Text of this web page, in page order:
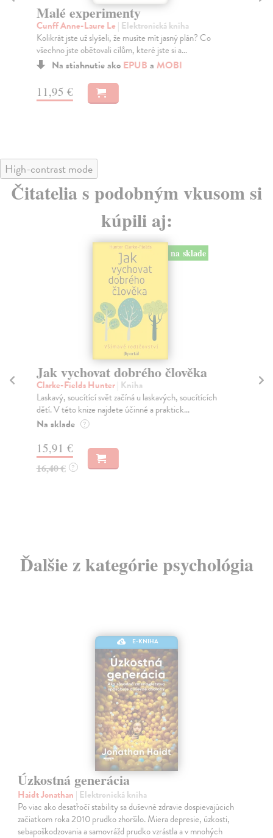
Malé experimenty
Cunff Anne-Laure Le | Elektronická kniha
Kolikrát jste už slyšeli, že musíte mít jasný plán? Co
všechno jste obětovali cílům, které jste si a...
Na stiahnutie ako EPUB a MOBI
11,95 €
High-contrast mode
Čitatelia s podobným vkusom si
kúpili aj:
na sklade
Jak vychovat dobrého člověka
Clarke-Fields Hunter| Kniha
Laskavý, soucítící svět začíná u laskavých, soucítících
dětí. V této knize najdete účinné a praktick...
Na sklade ?
15,91 €
16,40 € ?
Ďalšie z kategórie psychológia
E-KNIHA
Úzkostná generácia
Haidt Jonathan | Elektronická kniha
Po viac ako desaťročí stability sa duševné zdravie dospievajúcich
začiatkom roka 2010 prudko zhoršilo. Miera depresie, úzkosti,
sebapoškodzovania a samovrážd prudko vzrástla a v mnohých